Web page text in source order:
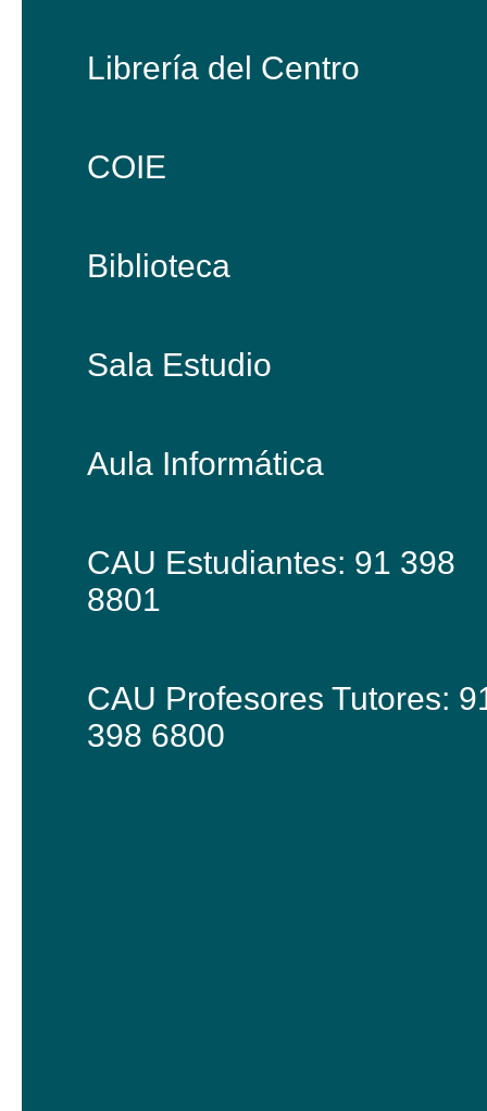
Librería del Centro
COIE
Biblioteca
Sala Estudio
Aula Informática
CAU Estudiantes: 91 398
8801
CAU Profesores Tutores:
398 6800